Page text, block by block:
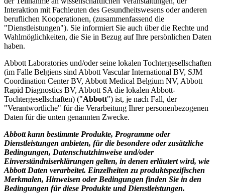
Interaktion mit Fachleuten des Gesundheitswesens oder anderen
beruflichen Kooperationen, (zusammenfassend die
"Dienstleistungen"). Sie informiert Sie auch über die Rechte und
Wahlmöglichkeiten, die Sie in Bezug auf Ihre persönlichen Daten
haben.
Abbott Laboratories und/oder seine lokalen Tochtergesellschaften
(im Falle Belgiens sind Abbott Vascular International BV, SJM
Coordination Center BV, Abbott Medical Belgium NV, Abbott
Rapid Diagnostics BV, Abbott SA die lokalen Abbott-
Tochtergesellschaften) ("Abbott") ist, je nach Fall, der
"Verantwortliche" für die Verarbeitung Ihrer personenbezogenen
Daten für die unten genannten Zwecke.
Abbott kann bestimmte Produkte, Programme oder
Dienstleistungen anbieten, für die besondere oder zusätzliche
Bedingungen, Datenschutzhinweise und/oder
Einverständniserklärungen gelten, in denen erläutert wird, wie
Abbott Daten verarbeitet. Einzelheiten zu produktspezifischen
Merkmalen, Hinweisen oder Bedingungen finden Sie in den
Bedingungen für diese Produkte und Dienstleistungen.